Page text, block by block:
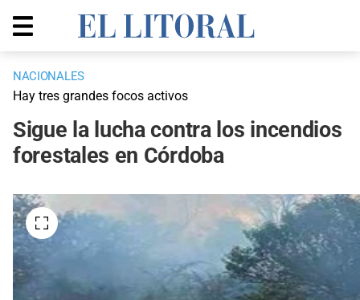
NACIONALES
Hay tres grandes focos activos
Sigue la lucha contra los incendios
forestales en Córdoba